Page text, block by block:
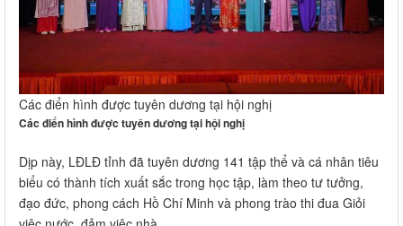
Các điển hình được tuyên dương tại hội nghị
Các điển hình được tuyên dương tại hội nghị
Dịp này, LĐLĐ tỉnh đã tuyên dương 141 tập thể và cá nhân tiêu
biểu có thành tích xuất sắc trong học tập, làm theo tư tưởng,
đạo đức, phong cách Hồ Chí Minh và phong trào thi đua Giỏi